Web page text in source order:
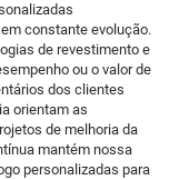
constante evolução.
de revestimento e
ou o valor de
dos clientes
orientam as
de melhoria da
mantém nossa
personalizadas para